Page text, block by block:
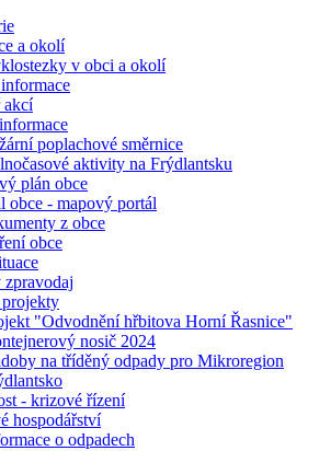
a okolí
v obci a okolí
akcí
poplachové směrnice
aktivity na Frýdlantsku
plán obce
obce - mapový portál
z obce
obce
zpravodaj
"Odvodnění hřbitova Horní Řasnice"
nosič 2024
na tříděný odpady pro Mikroregion
- krizové řízení
hospodářství
o odpadech